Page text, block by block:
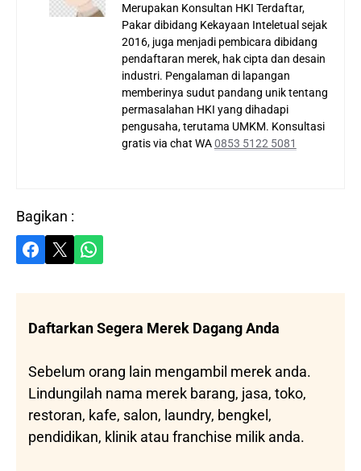
Merupakan Konsultan HKI Terdaftar,
Pakar dibidang Kekayaan Inteletual sejak
2016, juga menjadi pembicara dibidang
pendaftaran merek, hak cipta dan desain
industri. Pengalaman di lapangan
memberinya sudut pandang unik tentang
permasalahan HKI yang dihadapi
pengusaha, terutama UMKM. Konsultasi
gratis via chat WA0853 5122 5081
Bagikan :
Share on Facebook
Share on X Share on WhatsApp
Daftarkan Segera Merek Dagang Anda
Sebelum orang lain mengambil merek anda.
Lindungilah nama merek barang, jasa, toko,
restoran, kafe, salon, laundry, bengkel,
pendidikan, klinik atau franchise milik anda.